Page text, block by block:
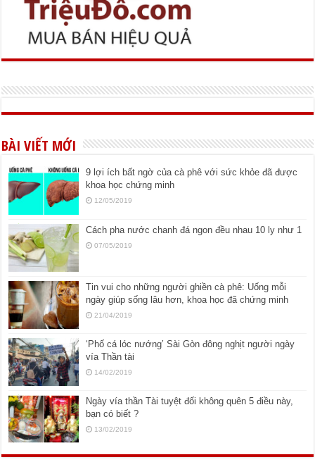
BÀI VIẾT MỚI
9 lợi ích bất ngờ của cà phê với sức khỏe đã được
khoa học chứng minh
12/05/2019
Cách pha nước chanh đá ngon đều nhau 10 ly như 1
07/05/2019
Tin vui cho những người ghiền cà phê: Uống mỗi
ngày giúp sống lâu hơn, khoa học đã chứng minh
21/04/2019
‘Phố cá lóc nướng’ Sài Gòn đông nghịt người ngày
vía Thần tài
14/02/2019
Ngày vía thần Tài tuyệt đối không quên 5 điều này,
bạn có biết ?
13/02/2019